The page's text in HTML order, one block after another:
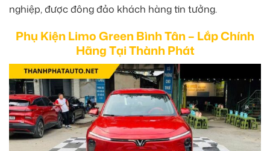
nghiệp, được đông đảo khách hàng tin tưởng.
Phụ Kiện Limo Green Bình Tân – Lắp Chính
Hãng Tại Thành Phát